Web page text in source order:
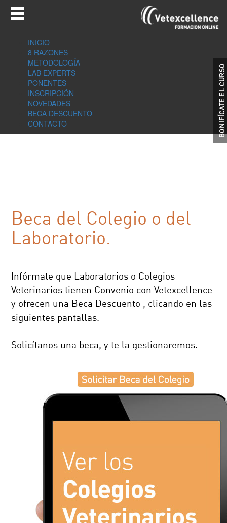
INICIO
8 RAZONES
METODOLOGÍA
LAB EXPERTS
PONENTES
INSCRIPCIÓN
NOVEDADES
BECA DESCUENTO
CONTACTO
Beca del Colegio o del
Laboratorio.
Infórmate que Laboratorios o Colegios
Veterinarios tienen Convenio con Vetexcellence
y ofrecen una Beca Descuento , clicando en las
siguientes pantallas.
Solicítanos una beca, y te la gestionaremos.